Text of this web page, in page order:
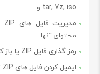
tar, 7z, iso و …
محتوای آنها
رمز گذاری فایل ZIP یا باز کردن فایل های آرشیو شده
ایمیل کردن فایل های ZIP تنها با دو کلیک